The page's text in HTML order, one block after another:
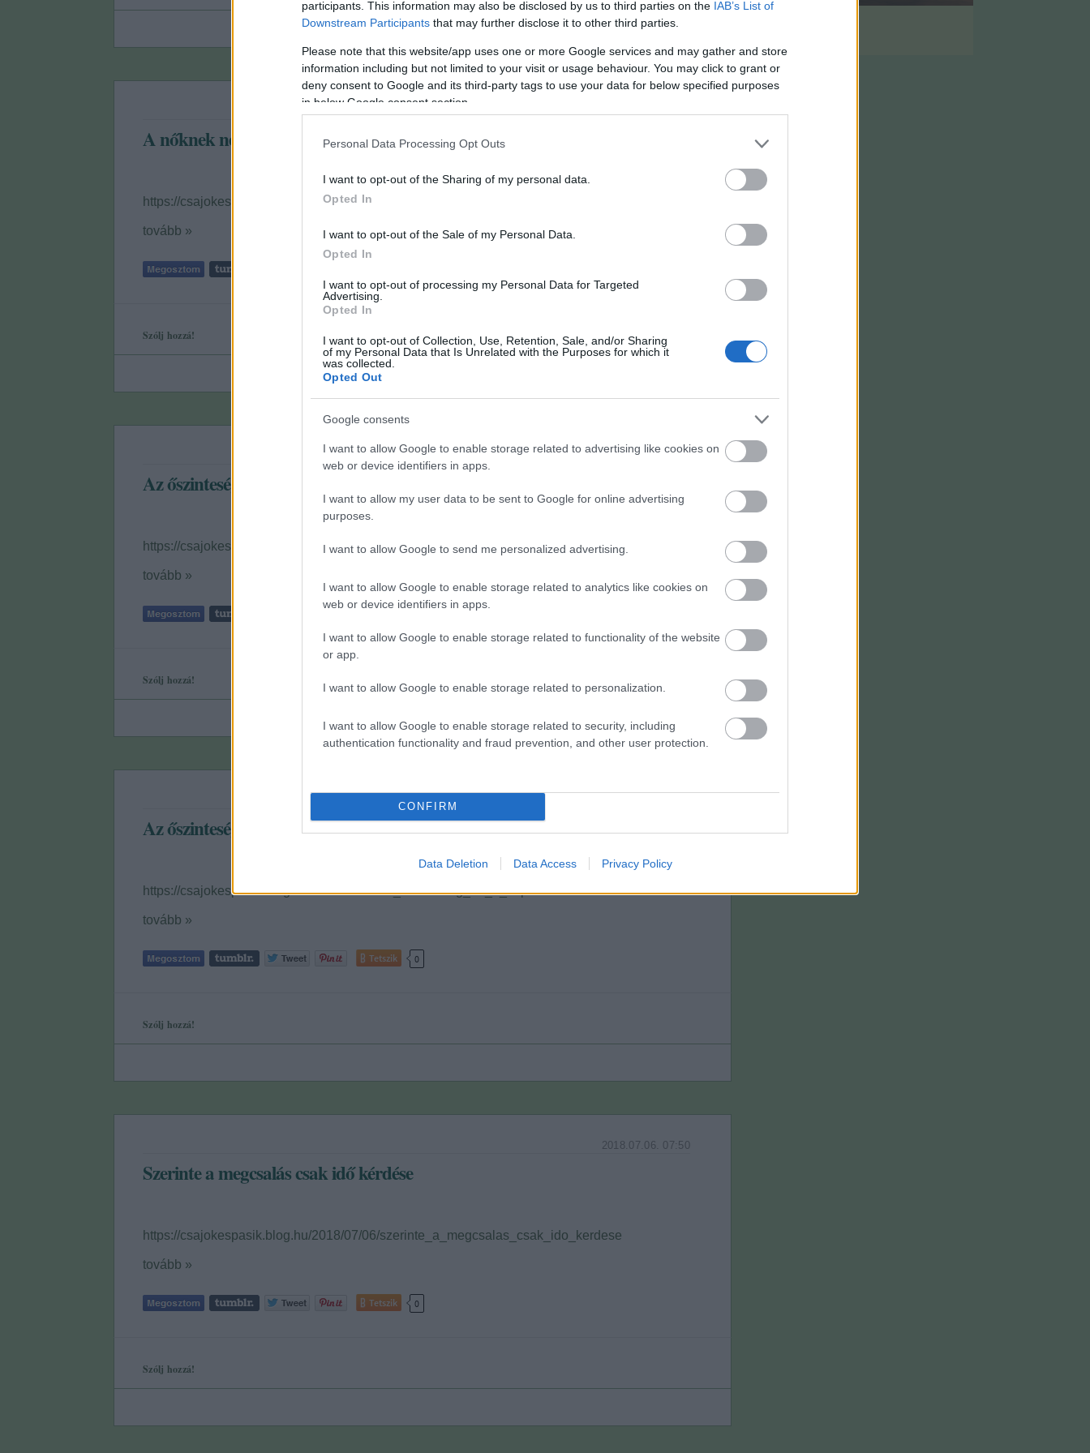
participants. This information may also be disclosed by us to third parties on the IAB’s List of
Downstream Participants that may further disclose it to other third parties.
Please note that this website/app uses one or more Google services and may gather and store
information including but not limited to your visit or usage behaviour. You may click to grant or
deny consent to Google and its third-party tags to use your data for below specified purposes
in below Google consent section.
Personal Data Processing Opt Outs
I want to opt-out of the Sharing of my personal data.
Opted In
I want to opt-out of the Sale of my Personal Data.
Opted In
I want to opt-out of processing my Personal Data for Targeted
Advertising.
Opted In
I want to opt-out of Collection, Use, Retention, Sale, and/or Sharing
of my Personal Data that Is Unrelated with the Purposes for which it
was collected.
Opted Out
Google consents
I want to allow Google to enable storage related to advertising like cookies on
web or device identifiers in apps.
I want to allow my user data to be sent to Google for online advertising
purposes.
I want to allow Google to send me personalized advertising.
I want to allow Google to enable storage related to analytics like cookies on
web or device identifiers in apps.
I want to allow Google to enable storage related to functionality of the website
or app.
I want to allow Google to enable storage related to personalization.
I want to allow Google to enable storage related to security, including
authentication functionality and fraud prevention, and other user protection.
CONFIRM
Data Deletion Data Access Privacy Policy
2018.07.12. 07:45
A nőknek nem kell férfiakká válniuk
https://csajokespasik.blog.hu/2018/07/12/a_noknek_nem_kell_ferfiakka_valniuk
tovább »
Szólj hozzá!
2018.07.09. 07:55
Az őszinteség árt a kapcsolatnak?
https://csajokespasik.blog.hu/2018/07/09/az_oszinteseg_art_a_kapcsolatnak
tovább »
Szólj hozzá!
Az őszinteség árt a kapcsolatnak?
https://csajokespasik.blog.hu/2018/07/09/az_oszinteseg_art_a_kapcsolatnak
tovább »
Tetszik 0
Szólj hozzá!
2018.07.06. 07:50
Szerinte a megcsalás csak idő kérdése
https://csajokespasik.blog.hu/2018/07/06/szerinte_a_megcsalas_csak_ido_kerdese
tovább »
Tetszik 0
Szólj hozzá!